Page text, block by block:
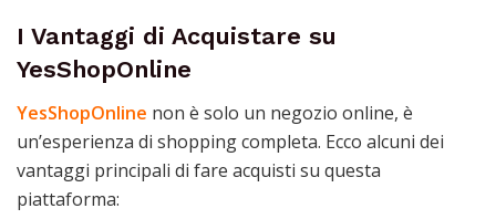
I Vantaggi di Acquistare su
YesShopOnline
YesShopOnline non è solo un negozio online, è
un’esperienza di shopping completa. Ecco alcuni dei
vantaggi principali di fare acquisti su questa
piattaforma: